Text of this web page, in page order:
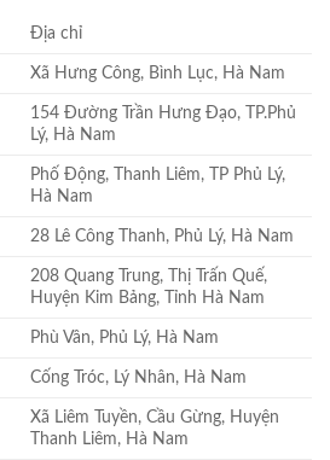
Địa chỉ
Xã Hưng Công, Bình Lục, Hà Nam
154 Đường Trần Hưng Đạo, TP.Phủ
Lý, Hà Nam
Phố Động, Thanh Liêm, TP Phủ Lý,
Hà Nam
28 Lê Công Thanh, Phủ Lý, Hà Nam
208 Quang Trung, Thị Trấn Quế,
Huyện Kim Bảng, Tỉnh Hà Nam
Phù Vân, Phủ Lý, Hà Nam
Cống Tróc, Lý Nhân, Hà Nam
Xã Liêm Tuyền, Cầu Gừng, Huyện
Thanh Liêm, Hà Nam